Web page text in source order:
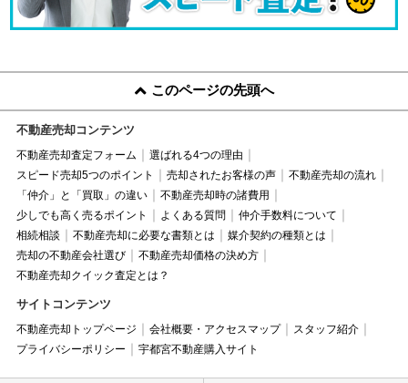
このページの先頭へ
不動産売却コンテンツ
不動産売却査定フォーム
選ばれる4つの理由
スピード売却5つのポイント
売却されたお客様の声
不動産売却の流れ
「仲介」と「買取」の違い
不動産売却時の諸費用
少しでも高く売るポイント
よくある質問
仲介手数料について
相続相談
不動産売却に必要な書類とは
媒介契約の種類とは
売却の不動産会社選び
不動産売却価格の決め方
不動産売却クイック査定とは？
サイトコンテンツ
不動産売却トップページ 会社概要・アクセスマップ
スタッフ紹介
プライバシーポリシー
宇都宮不動産購入サイト